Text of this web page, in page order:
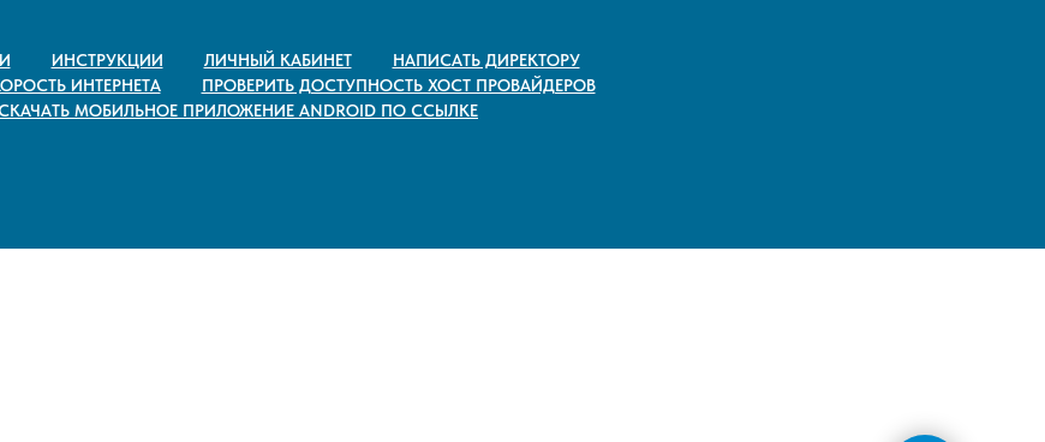
ИНСТРУКЦИИ ЛИЧНЫЙ КАБИНЕТ
НАПИСАТЬ ДИРЕКТОРУ
ИНТЕРНЕТА
ПРОВЕРИТЬ ДОСТУПНОСТЬ ХОСТ ПРОВАЙДЕРОВ
СКАЧАТЬ МОБИЛЬНОЕ ПРИЛОЖЕНИЕ ANDROID ПО ССЫЛКЕ